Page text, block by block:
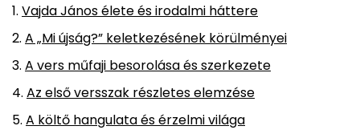
Vajda János élete és irodalmi háttere
A „Mi újság?” keletkezésének körülményei
A vers műfaji besorolása és szerkezete
Az első versszak részletes elemzése
A költő hangulata és érzelmi világa